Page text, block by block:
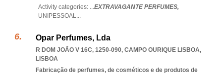
Activity categories: ...EXTRAVAGANTE PERFUMES,
UNIPESSOAL...
Opar Perfumes, Lda
R DOM JOÃO V 16C, 1250-090, CAMPO OURIQUE LISBOA,
LISBOA
Fabricação de perfumes, de cosméticos e de produtos de